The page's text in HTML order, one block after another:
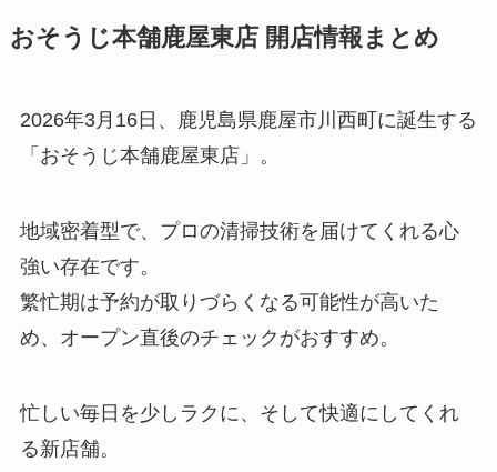
おそうじ本舗鹿屋東店 開店情報まとめ
2026年3月16日、鹿児島県鹿屋市川西町に誕生する
「おそうじ本舗鹿屋東店」。
地域密着型で、プロの清掃技術を届けてくれる心
強い存在です。
繁忙期は予約が取りづらくなる可能性が高いた
め、オープン直後のチェックがおすすめ。
忙しい毎日を少しラクに、そして快適にしてくれ
る新店舗。